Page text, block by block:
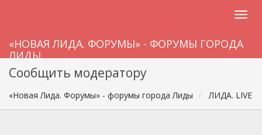
«НОВАЯ ЛИДА. ФОРУМЫ» - ФОРУМЫ ГОРОДА
ЛИДЫ
Сообщить модератору
«Новая Лида. Форумы» - форумы города Лиды ЛИДА. LIVE